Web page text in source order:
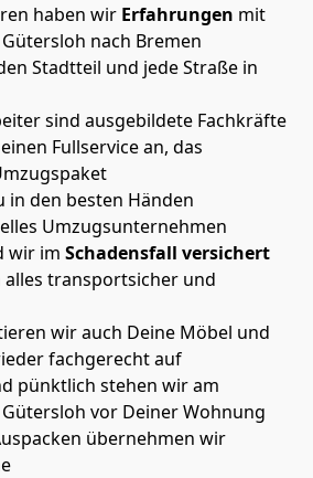
haben wir Erfahrungen mit
nach Bremen
Stadtteil und jede Straße in
sind ausgebildete Fachkräfte
Fullservice an, das
in den besten Händen
Umzugsunternehmen
wir im Schadensfall versichert
alles transportsicher und
wir auch Deine Möbel und
fachgerecht auf
pünktlich stehen wir am
vor Deiner Wohnung
übernehmen wir